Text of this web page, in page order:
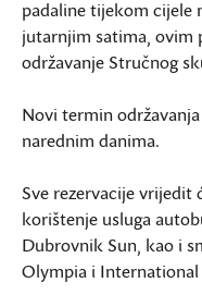
padaline tijekom cijele
jutarnjim satima, ovim
održavanje Stručnog
Novi termin
narednim danima.
Sve rezervacije vrijedit
korištenje usluga
Dubrovnik Sun, kao i
Olympia i